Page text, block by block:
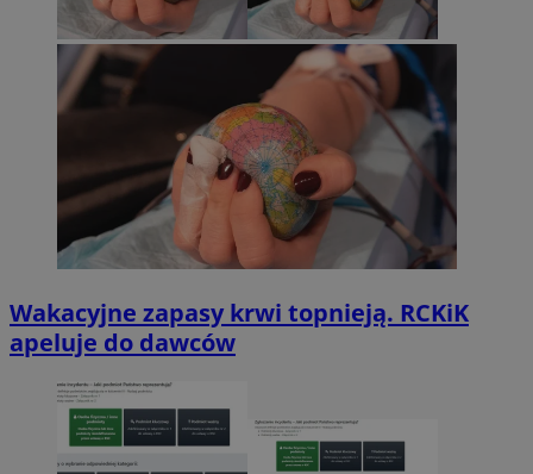
Wakacyjne zapasy krwi topnieją. RCKiK
apeluje do dawców